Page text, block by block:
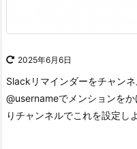
2025年6月6日
Slackリマインダーをチャン
@usernameでメンションをか
りチャンネルでこれを設定し